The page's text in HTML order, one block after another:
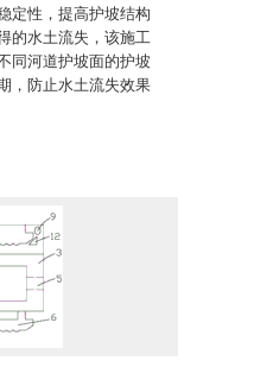
定性，提高护坡结构
的水土流失，该施工
同河道护坡面的护坡
，防止水土流失效果